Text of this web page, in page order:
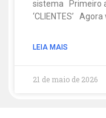
sistema Primeiro
‘CLIENTES’
LEIA MAIS
21 de maio de 2026